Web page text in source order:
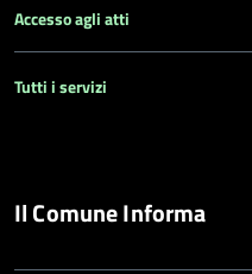
Accesso agli atti
Tutti i servizi
Il Comune Informa